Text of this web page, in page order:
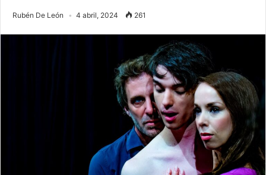
Rubén De León 4 abril, 2024 261